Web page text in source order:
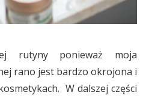
rutyny ponieważ moja
rano jest bardzo okrojona i
W dalszej części